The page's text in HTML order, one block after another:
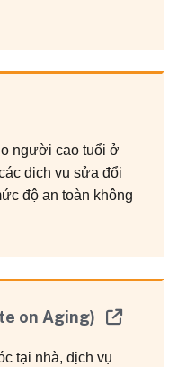
người cao tuổi ở
dịch vụ sửa đổi
độ an toàn không
on Aging)
tại nhà, dịch vụ